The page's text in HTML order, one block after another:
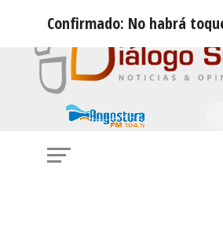
Confirmado: No habrá
Confirmado: No